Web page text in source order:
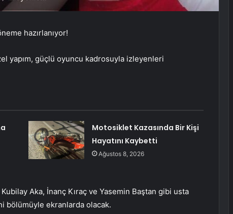
hazırlanıyor!
yapım, güçlü oyuncu kadrosuyla izleyenleri
Motosiklet Kazasında Bir Kişi
Hayatını Kaybetti
Ağustos 8, 2026
Aka, İnanç Kıraç ve Yasemin Baştan gibi usta
bölümüyle ekranlarda olacak.